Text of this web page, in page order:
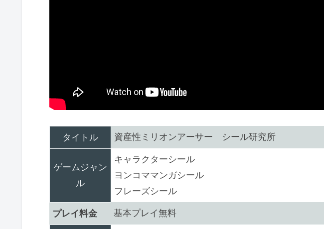
タイトル 資産性ミリオンアーサー シール研究所
ゲームジャン
ル
キャラクターシール
ヨンコママンガシール
フレーズシール
プレイ料金 基本プレイ無料